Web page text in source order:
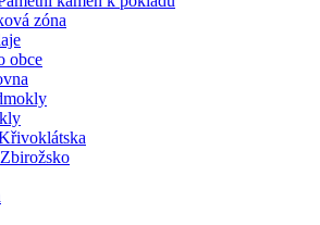
zóna
obce